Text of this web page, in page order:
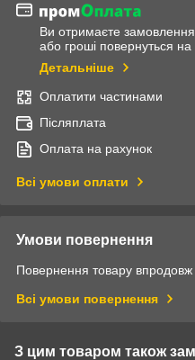
Ви отримаєте замовлення
або гроші повернуться на
Детальніше
Оплатити частинами
Післяплата
Оплата на рахунок
Всі умови оплати
Умови повернення
Повернення товару впродовж
Всі умови повернення
З цим товаром також